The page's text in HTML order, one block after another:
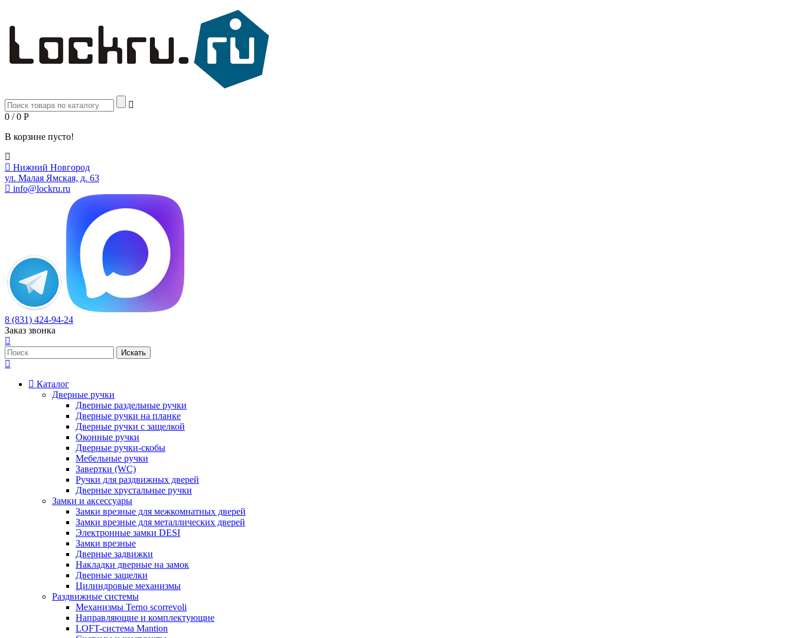
0 / 0 Р
В корзине пусто!
Нижний Новгород
ул. Малая Ямская, д. 63
info@lockru.ru
8 (831) 424-94-24
Заказ звонка
Каталог
Дверные ручки
Дверные раздельные ручки
Дверные ручки на планке
Дверные ручки с защелкой
Оконные ручки
Дверные ручки-скобы
Мебельные ручки
Завертки (WC)
Ручки для раздвижных дверей
Дверные хрустальные ручки
Замки и аксессуары
Замки врезные для межкомнатных дверей
Замки врезные для металлических дверей
Электронные замки DESI
Замки врезные
Дверные задвижки
Накладки дверные на замок
Дверные защелки
Цилиндровые механизмы
Раздвижные системы
Механизмы Terno scorrevoli
Направляющие и комплектующие
LOFT-cистема Mantion